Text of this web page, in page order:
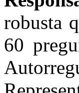
robusta
60